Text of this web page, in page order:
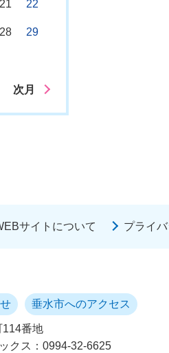
21 22
28 29
次月
サイトについて プライ
垂水市へのアクセス
114番地
クス：0994-32-6625